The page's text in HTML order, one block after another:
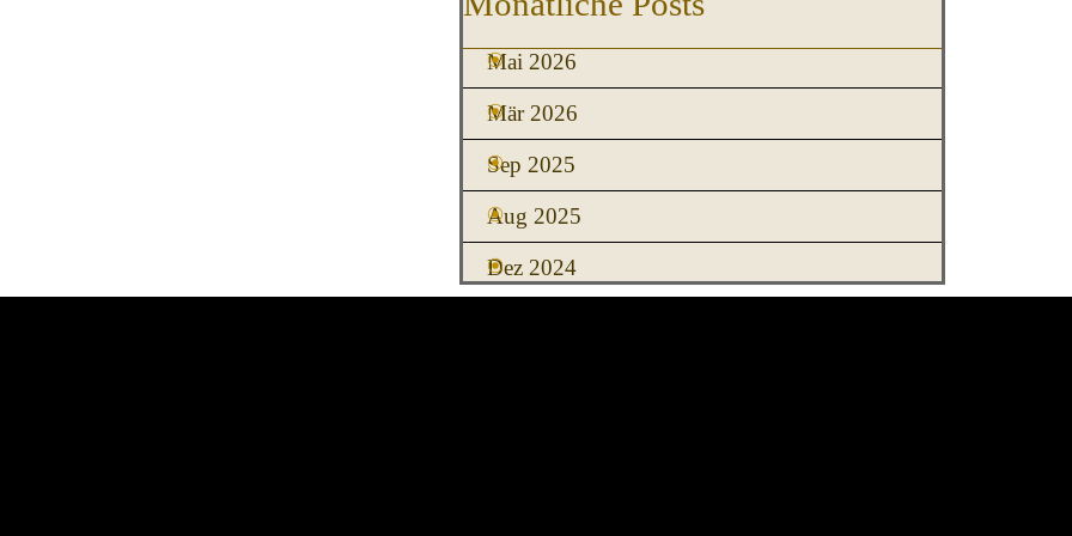
Mai 2026
Mär 2026
Sep 2025
Aug 2025
Dez 2024